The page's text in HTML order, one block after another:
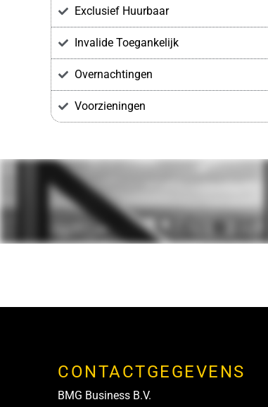
Exclusief Huurbaar
Invalide Toegankelijk
Overnachtingen
Voorzieningen
CONTACTGEGEVENS
BMG Business B.V.